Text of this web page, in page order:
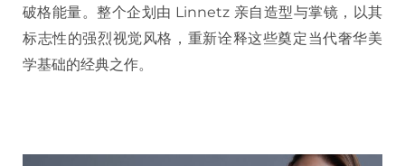
破格能量。整个企划由 Linnetz 亲自造型与掌镜，以其
标志性的强烈视觉风格，重新诠释这些奠定当代奢华美
学基础的经典之作。